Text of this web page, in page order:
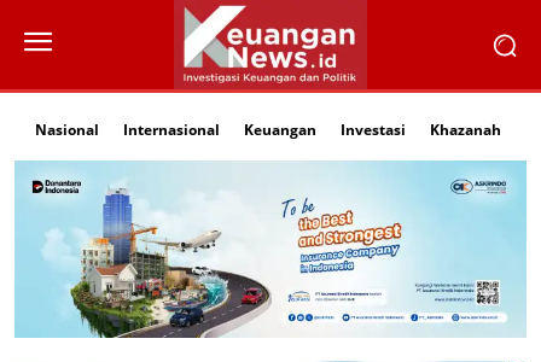
Nasional Internasional Keuangan Investasi Khazanah